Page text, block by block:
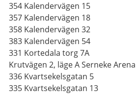
354 Kalendervägen 15
357 Kalendervägen 18
358 Kalendervägen 32
383 Kalendervägen 54
331 Kortedala torg 7A
Krutvägen 2, läge A Serneke Arena
336 Kvartsekelsgatan 5
335 Kvartsekelsgatan 13